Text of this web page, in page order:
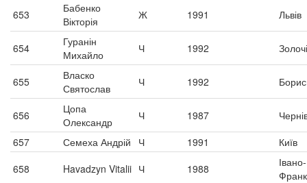
653
Бабенко
Вікторія
Ж 1991 Львів
654
Гуранін
Михайло
Ч 1992
655
Власко
Святослав
Ч 1992
656
Цопа
Олександр
Ч 1987
657
Семеха Андрій Ч 1991
Київ
658
Havadzyn Vitalii Ч 1988
Івано-